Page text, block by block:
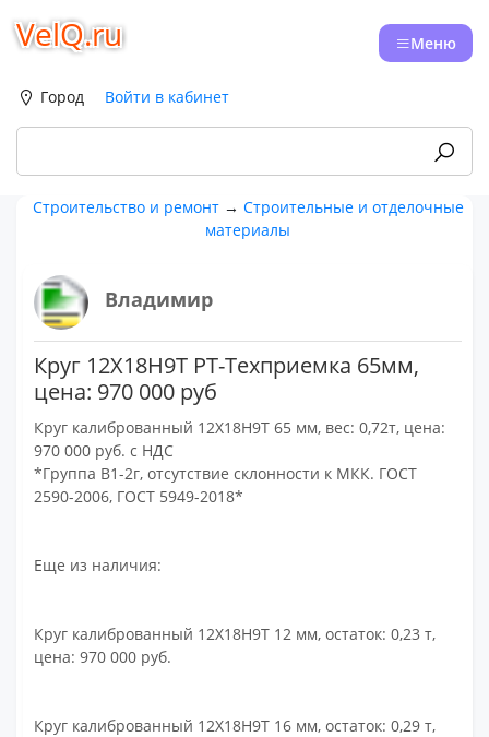
VelQ.ru Меню
Город Войти в кабинет
Строительство и ремонт→ Строительные и отделочные
материалы
Владимир
Круг 12Х18Н9Т РТ-Техприемка 65мм,
цена: 970 000 руб
Круг калиброванный 12Х18Н9Т 65 мм, вес: 0,72т, цена:
970 000 руб. с НДС
*Группа В1-2г, отсутствие склонности к МКК. ГОСТ
2590-2006, ГОСТ 5949-2018*
Еще из наличия:
Круг калиброванный 12Х18Н9Т 12 мм, остаток: 0,23 т,
цена: 970 000 руб.
Круг калиброванный 12Х18Н9Т 16 мм, остаток: 0,29 т,